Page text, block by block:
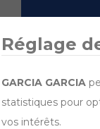
Réglage
GARCIA GARCIA
statistiques pour
vos intérêts.